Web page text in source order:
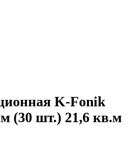
K-Fonik
(30 шт.) 21,6 кв.м